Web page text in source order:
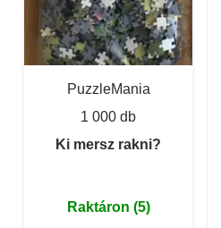
PuzzleMania
1 000 db
Ki mersz rakni?
Raktáron (5)